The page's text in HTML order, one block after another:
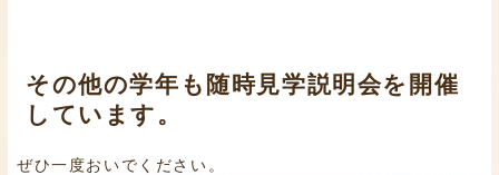
その他の学年も随時見学説明会を開催
しています。
ぜひ一度おいでください。